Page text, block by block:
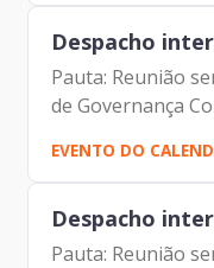
Mauricio Serpa –...
Despacho
Pauta: Reunião
de Governança
Participantes:
Presidente da
Assessora da...
EVENTO DO
Despacho
Pauta: Reunião